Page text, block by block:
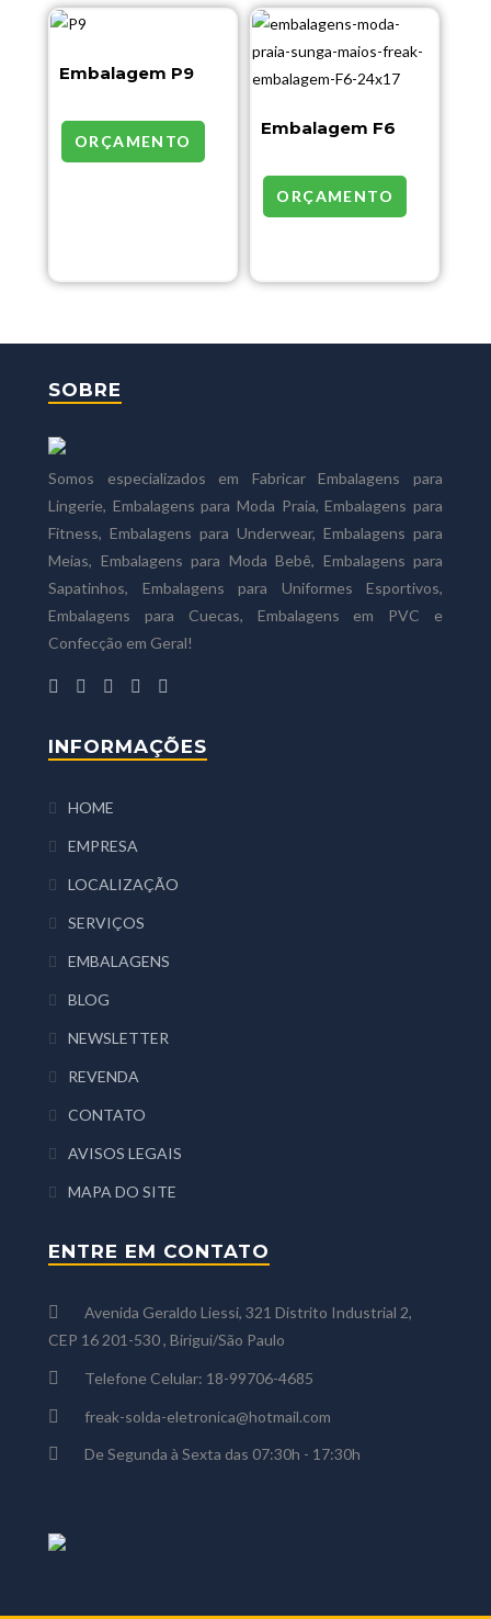
Embalagem P9
ORÇAMENTO
Embalagem F6
ORÇAMENTO
SOBRE
Somos especializados em Fabricar Embalagens para
Lingerie, Embalagens para Moda Praia, Embalagens para
Fitness, Embalagens para Underwear, Embalagens para
Meias, Embalagens para Moda Bebê, Embalagens para
Sapatinhos, Embalagens para Uniformes Esportivos,
Embalagens para Cuecas, Embalagens em PVC e
Confecção em Geral!
INFORMAÇÕES
HOME
EMPRESA
LOCALIZAÇÃO
SERVIÇOS
EMBALAGENS
BLOG
NEWSLETTER
REVENDA
CONTATO
AVISOS LEGAIS
MAPA DO SITE
ENTRE EM CONTATO
Avenida Geraldo Liessi, 321 Distrito Industrial 2,
CEP 16 201-530 , Birigui/São Paulo
Telefone Celular: 18-99706-4685
freak-solda-eletronica@hotmail.com
De Segunda à Sexta das 07:30h - 17:30h